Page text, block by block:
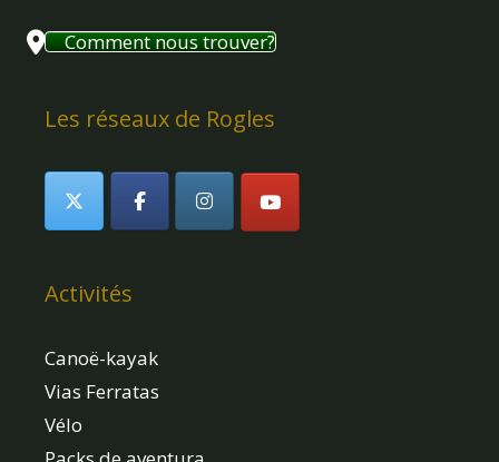
Comment nous trouver?
Les réseaux de Rogles
Activités
Canoë-kayak
Vias Ferratas
Vélo